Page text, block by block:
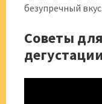
безупречный вкус.
Советы
дегустации